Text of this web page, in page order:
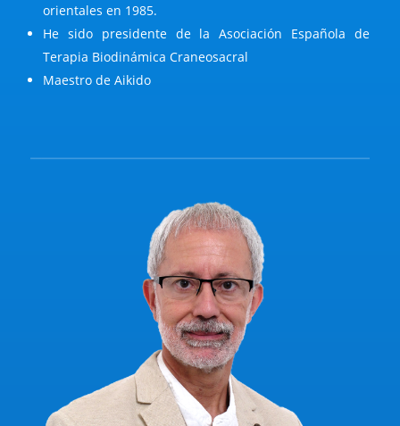
orientales en 1985.
He sido presidente de la Asociación Española de
Terapia Biodinámica Craneosacral
Maestro de Aikido